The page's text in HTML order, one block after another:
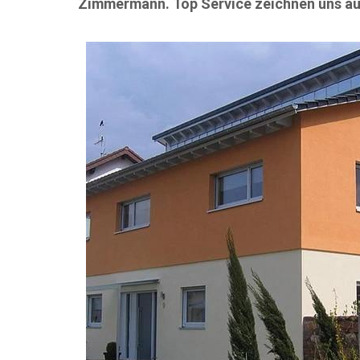
Zimmermann. Top Service zeichnen uns